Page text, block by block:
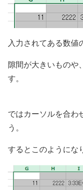
入力されてある数値
隙間が大きいものや
す。
ではカーソルを合わ
う。
するとこのようにな